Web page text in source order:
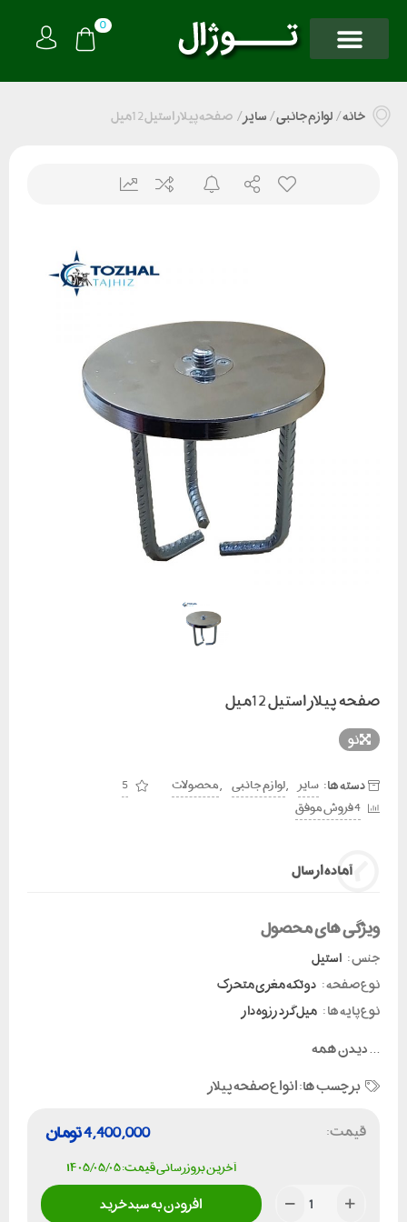
0
خانه/لوازم جانبی/سایر/ صفحه پیلار استیل 12میل
صفحه پیلار استیل 12میل
نو
دسته ها: سایر ,لوازم جانبی ,محصولات
5
4 فروش موفق
آماده ارسال
ویژگی های محصول
جنس : استیل
نوع صفحه : دو تکه مغزی متحرک
نوع پایه ها : میل گرد رزوه دار
...دیدن همه
برچسب ها:انواع صفحه پیلار
قیمت:
تومان4,400,000
آخرین بروزرسانی قیمت: ۱۴۰۵/۰۵/۰۵
افزودن به سبد خرید